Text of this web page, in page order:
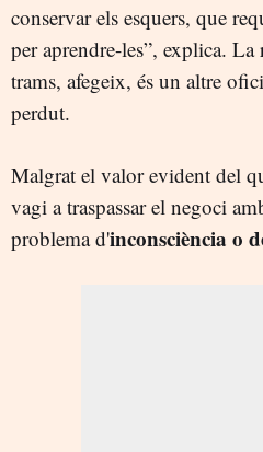
conservar els esquers, que
per aprendre-les”, explica. La
trams, afegeix, és un altre
perdut.
Malgrat el valor evident del
vagi a traspassar el negoci
problema d'inconsciència o